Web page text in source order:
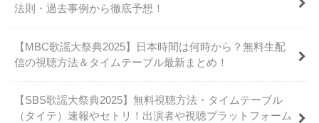
法則・過去事例から徹底予想！
【MBC歌謡大祭典2025】日本時間は何時から？無料生配
信の視聴方法＆タイムテーブル最新まとめ！
【SBS歌謡大祭典2025】無料視聴方法・タイムテーブル
（タイテ）速報やセトリ！出演者や視聴プラットフォーム